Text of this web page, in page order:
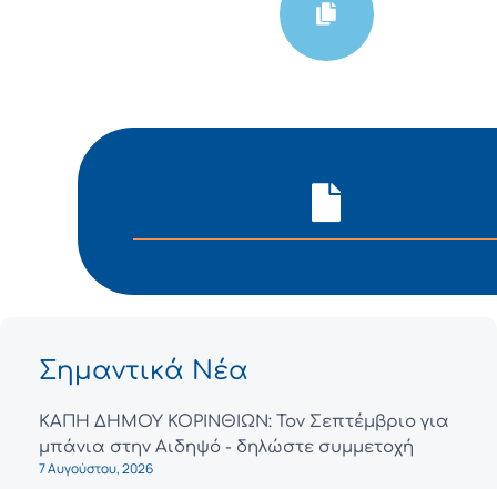
Σημαντικά Νέα
ΚΑΠΗ ΔΗΜΟΥ ΚΟΡΙΝΘΙΩΝ: Τον Σεπτέμβριο για
μπάνια στην Αιδηψό - δηλώστε συμμετοχή
7 Αυγούστου, 2026